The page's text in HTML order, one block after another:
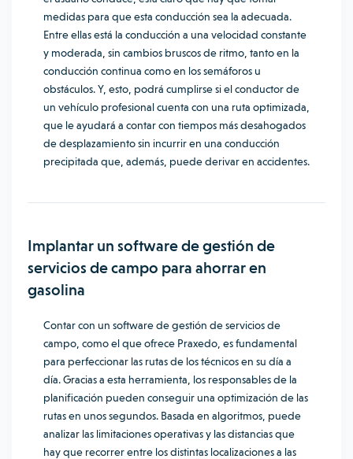
medidas para que esta conducción sea la adecuada.
Entre ellas está la conducción a una velocidad constante
y moderada, sin cambios bruscos de ritmo, tanto en la
conducción continua como en los semáforos u
obstáculos. Y, esto, podrá cumplirse si el conductor de
un vehículo profesional cuenta con una ruta optimizada,
que le ayudará a contar con tiempos más desahogados
de desplazamiento sin incurrir en una conducción
precipitada que, además, puede derivar en accidentes.
Implantar un software de gestión de
servicios de campo para ahorrar en
gasolina
Contar con un software de gestión de servicios de
campo, como el que ofrece Praxedo, es fundamental
para perfeccionar las rutas de los técnicos en su día a
día. Gracias a esta herramienta, los responsables de la
planificación pueden conseguir una optimización de las
rutas en unos segundos. Basada en algoritmos, puede
analizar las limitaciones operativas y las distancias que
hay que recorrer entre los distintas localizaciones a las